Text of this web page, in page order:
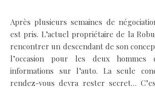
Après plusieurs semaines de
est pris. L’actuel propriétaire de la
rencontrer un descendant de son
l’occasion pour les deux hommes
informations sur l’auto. La seule
rendez-vous devra rester secret…